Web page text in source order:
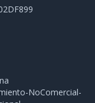
NoComercial-